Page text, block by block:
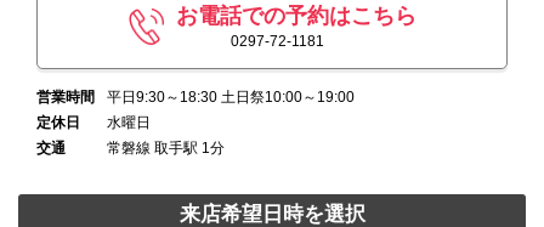
お電話での予約はこちら
0297-72-1181
営業時間
平日9:30～18:30 土日祭10:00～19:00
定休日
水曜日
交通
常磐線 取手駅 1分
来店希望日時を選択